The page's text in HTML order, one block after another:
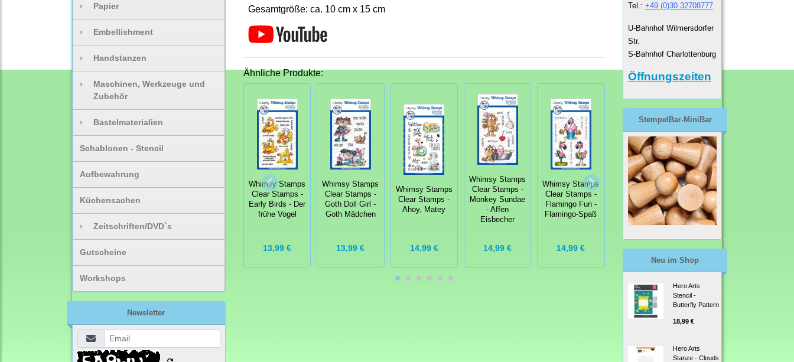
› Papier
› Embellishment
› Handstanzen
›
Maschinen, Werkzeuge und
Zubehör
› Bastelmaterialien
Schablonen - Stencil
Aufbewahrung
Küchensachen
› Zeitschriften/DVD`s
Gutscheine
Workshops
Newsletter
Gesamtgröße: ca. 10 cm x 15 cm
Ähnliche Produkte:
Whimsy Stamps
Clear Stamps -
Early Birds - Der
frühe Vogel
13,99 €
Whimsy Stamps
Clear Stamps -
Goth Doll Girl -
Goth Mädchen
13,99 €
Whimsy Stamps
Clear Stamps -
Ahoy, Matey
14,99 €
Whimsy Stamps
Clear Stamps -
Monkey Sundae
- Affen
Eisbecher
14,99 €
Whimsy Stamps
Clear Stamps -
Flamingo Fun -
Flamingo-Spaß
14,99 €
Whimsy Stamps
Clear Stamps -
Ants at a Picnic
- Picknick mit
Ameisen
14,99 €
Whimsy Stamps
Clear Stamps -
Over the Moon
13,99 €
Tel.: +49 (0)30 32708777
U-Bahnhof Wilmersdorfer
Str.
S-Bahnhof Charlottenburg
Öffnungszeiten
StempelBar-MiniBar
Neu im Shop
Hero Arts
Stencil -
Butterfly Pattern
18,99 €
Hero Arts
Stanze - Clouds